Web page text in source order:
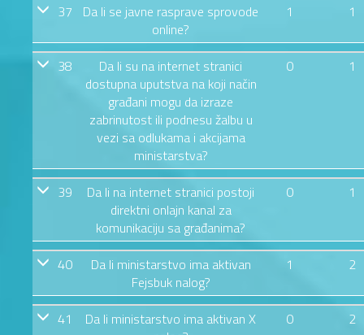
37
Da li se javne rasprave sprovode
online?
1 1
38
Da li su na internet stranici
dostupna uputstva na koji način
građani mogu da izraze
zabrinutost ili podnesu žalbu u
vezi sa odlukama i akcijama
ministarstva?
0 1
39
Da li na internet stranici postoji
direktni onlajn kanal za
komunikaciju sa građanima?
0 1
40
Da li ministarstvo ima aktivan
Fejsbuk nalog?
1 2
41
Da li ministarstvo ima aktivan X
0 2